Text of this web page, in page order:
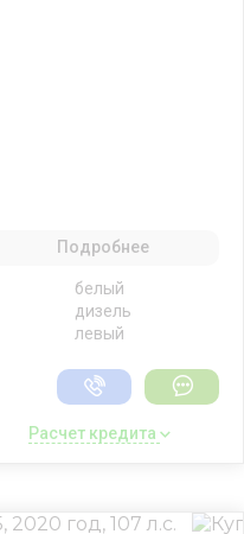
белый
дизель
левый
Подробнее
Расчет кредита